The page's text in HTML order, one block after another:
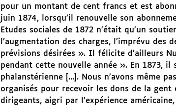
pour un montant de cent francs et est
juin 1874, lorsqu’il renouvelle son
Etudes sociales de 1872 n’était qu’un
l’augmentation des charges, l’imprévu des
prévisions désirées ». Il félicite d’ailleurs
pendant cette nouvelle année ». En 1873,
phalanstérienne [...]. Nous n’avons même
organisés pour recevoir les dons de la gent
dirigeants, aigri par l’expérience